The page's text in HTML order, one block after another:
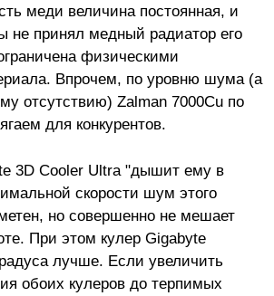
меди величина постоянная, и
не принял медный радиатор его
физическими
Впрочем, по уровню шума (а
отсутствию) Zalman 7000Cu по
для конкурентов.
3D Cooler Ultra "дышит ему в
скорости шум этого
но совершенно не мешает
При этом кулер Gigabyte
лучше. Если увеличить
обоих кулеров до терпимых